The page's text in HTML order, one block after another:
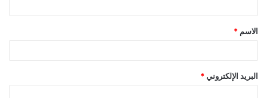
ق
*
الاسم *
البريد الإلكتروني *